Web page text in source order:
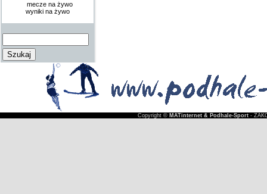
mecze na żywo
wyniki na żywo
Copyright © MATinternet & Podhale-Sport-